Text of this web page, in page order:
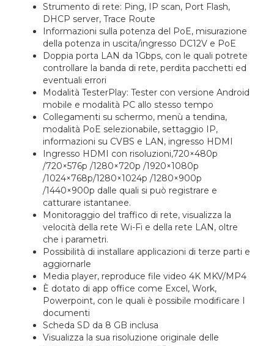
Strumento di rete: Ping, IP scan, Port Flash,
DHCP server, Trace Route
Informazioni sulla potenza del PoE, misurazione
della potenza in uscita/ingresso DC12V e PoE
Doppia porta LAN da 1Gbps, con le quali potrete
controllare la banda di rete, perdita pacchetti ed
eventuali errori
Modalità TesterPlay: Tester con versione Android
mobile e modalità PC allo stesso tempo
Collegamenti su schermo, menù a tendina,
modalità PoE selezionabile, settaggio IP,
informazioni su CVBS e LAN, ingresso HDMI
Ingresso HDMI con risoluzioni,720×480p
/720×576p /1280×720p /1920×1080p
/1024×768p/1280×1024p /1280×900p
/1440×900p dalle quali si può registrare e
catturare istantanee.
Monitoraggio del traffico di rete, visualizza la
velocità della rete Wi-Fi e della rete LAN, oltre
che i parametri.
Possibilità di installare applicazioni di terze parti e
aggiornarle
Media player, reproduce file video 4K MKV/MP4
È dotato di app office come Excel, Work,
Powerpoint, con le quali è possibile modificare I
documenti
Scheda SD da 8 GB inclusa
Visualizza la sua risoluzione originale delle